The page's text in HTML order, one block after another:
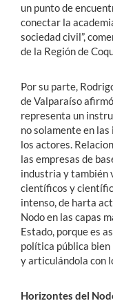
un punto de
conectar la
sociedad civil”,
de la Región de
Por su parte,
de Valparaíso
representa un
no solamente en
los actores.
las empresas de
industria y también
científicos y
intenso, de harta
Nodo en las capas
Estado, porque es
política pública
y articulándola con
Horizontes del